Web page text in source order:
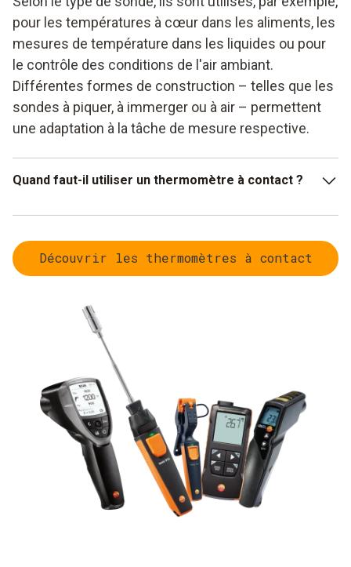
pour les températures à cœur dans les aliments, les
mesures de température dans les liquides ou pour
le contrôle des conditions de l'air ambiant.
Différentes formes de construction – telles que les
sondes à piquer, à immerger ou à air – permettent
une adaptation à la tâche de mesure respective.
Quand faut-il utiliser un thermomètre à contact ?
valeurs mesurées particulièrement précises sont requises
ou lorsque la température à l'intérieur d'un milieu doit être
déterminée. Les applications typiques sont les mesures
dans les liquides ou les mesures précises dans les
installations techniques.
Découvrir les thermomètres à contact